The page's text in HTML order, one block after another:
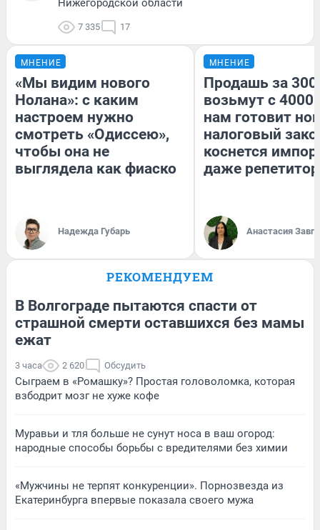
Нижегородской области
7 335 17
МНЕНИЕ
«Мы видим нового
Нолана»: с каким
настроем нужно
смотреть «Одиссею»,
чтобы она не
выглядела как фиаско
Надежда Губарь
МНЕНИЕ
Продашь за
возьмут с
нам готовит
налоговый
коснется
даже
Анастасия
РЕКОМЕНДУЕМ
В Волгограде пытаются спасти от
страшной смерти оставшихся без мамы
ежат
3 часа 2 620 Обсудить
Сыграем в «Ромашку»? Простая головоломка, которая
взбодрит мозг не хуже кофе
Муравьи и тля больше не сунут носа в ваш огород:
народные способы борьбы с вредителями без химии
«Мужчины не терпят конкуренции». Порнозвезда из
Екатеринбурга впервые показала своего мужа